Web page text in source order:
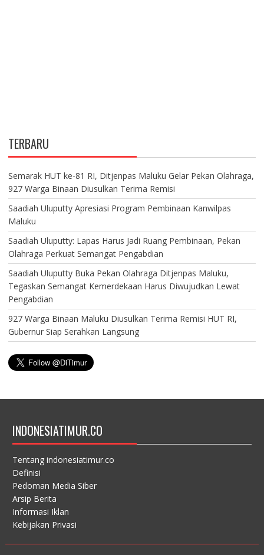
TERBARU
Semarak HUT ke-81 RI, Ditjenpas Maluku Gelar Pekan Olahraga,
927 Warga Binaan Diusulkan Terima Remisi
Saadiah Uluputty Apresiasi Program Pembinaan Kanwilpas
Maluku
Saadiah Uluputty: Lapas Harus Jadi Ruang Pembinaan, Pekan
Olahraga Perkuat Semangat Pengabdian
Saadiah Uluputty Buka Pekan Olahraga Ditjenpas Maluku,
Tegaskan Semangat Kemerdekaan Harus Diwujudkan Lewat
Pengabdian
927 Warga Binaan Maluku Diusulkan Terima Remisi HUT RI,
Gubernur Siap Serahkan Langsung
INDONESIATIMUR.CO
Tentang indonesiatimur.co
Definisi
Pedoman Media Siber
Arsip Berita
Informasi Iklan
Kebijakan Privasi